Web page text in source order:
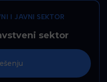
I JAVNI SEKTOR
sektor